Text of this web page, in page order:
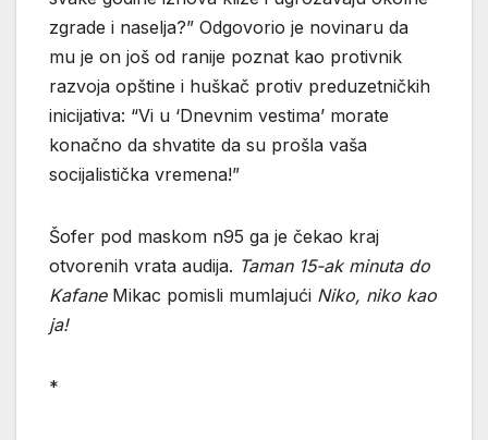
zgrade i naselja?” Odgovorio je novinaru da
mu je on još od ranije poznat kao protivnik
razvoja opštine i huškač protiv preduzetničkih
inicijativa: “Vi u ‘Dnevnim vestima’ morate
konačno da shvatite da su prošla vaša
socijalistička vremena!”
Šofer pod maskom n95 ga je čekao kraj
otvorenih vrata audija. Taman 15-ak minuta do
KafaneMikac pomisli mumlajući Niko, niko kao
ja!
*